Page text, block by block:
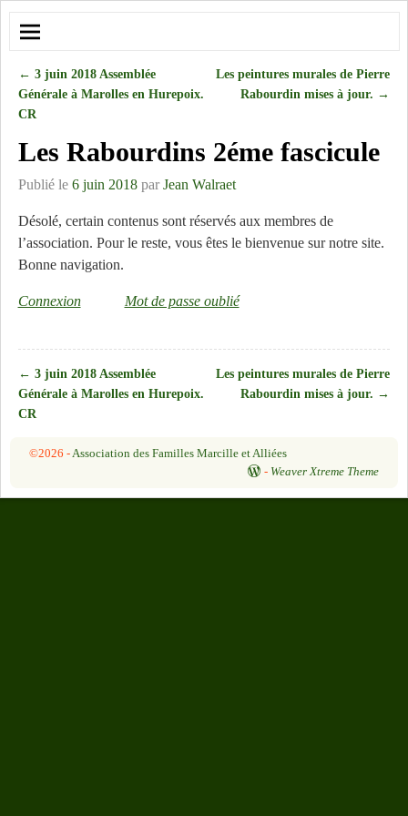
Navigation des articles
← 3 juin 2018 Assemblée
Générale à Marolles en Hurepoix.
CR
Les peintures murales de Pierre
Rabourdin mises à jour. →
Les Rabourdins 2éme fascicule
Publié le 6 juin 2018 par Jean Walraet
Désolé, certain contenus sont réservés aux membres de
l’association. Pour le reste, vous êtes le bienvenue sur notre site.
Bonne navigation.
Connexion Mot de passe oublié
Navigation des articles
← 3 juin 2018 Assemblée
Générale à Marolles en Hurepoix.
CR
Les peintures murales de Pierre
Rabourdin mises à jour. →
©2026 -Association des Familles Marcille et Alliées
- Weaver Xtreme Theme